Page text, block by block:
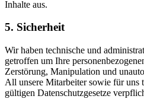
Inhalte aus.
5. Sicherheit
Wir haben technische und
getroffen um Ihre
Zerstörung, Manipulation und
All unsere Mitarbeiter sowie für uns
gültigen Datenschutzgesetze